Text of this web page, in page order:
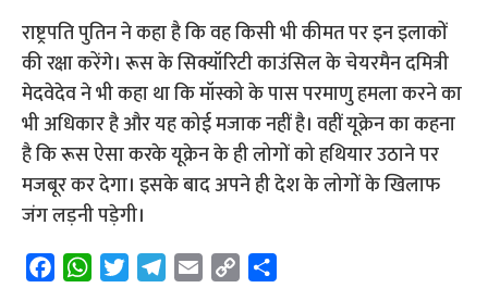
राष्ट्रपति पुतिन ने कहा है कि वह किसी भी कीमत पर इन इलाकों
की रक्षा करेंगे। रूस के सिक्यॉरिटी काउंसिल के चेयरमैन दमित्री
मेदवेदेव ने भी कहा था कि मॉस्को के पास परमाणु हमला करने का
भी अधिकार है और यह कोई मजाक नहीं है। वहीं यूक्रेन का कहना
है कि रूस ऐसा करके यूक्रेन के ही लोगों को हथियार उठाने पर
मजबूर कर देगा। इसके बाद अपने ही देश के लोगों के खिलाफ
जंग लड़नी पड़ेगी।
W